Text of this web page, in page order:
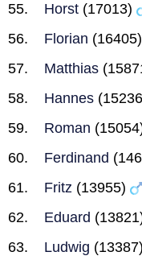
Horst (17013)
Florian (16405)
Matthias
Hannes
Roman
Ferdinand
Fritz (13955)
Eduard
Ludwig (13387)